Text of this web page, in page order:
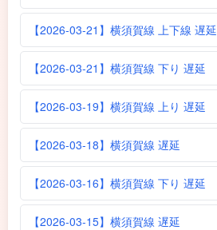
【2026-03-21】横須賀線 上下線 遅延
【2026-03-21】横須賀線 下り 遅延
【2026-03-19】横須賀線 上り 遅延
【2026-03-18】横須賀線 遅延
【2026-03-16】横須賀線 下り 遅延
【2026-03-15】横須賀線 遅延